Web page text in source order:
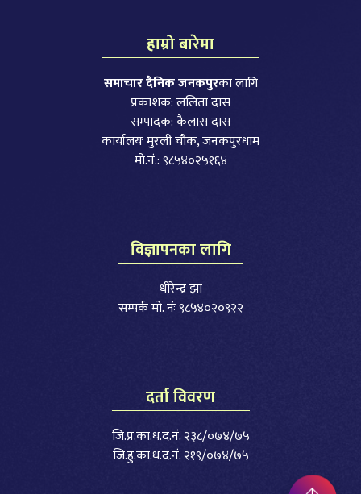
हाम्रो बारेमा
समाचार दैनिक जनकपुरका लागि
प्रकाशक: ललिता दास
सम्पादक: कैलास दास
कार्यालयः मुरली चौक, जनकपुरधाम
मो.नं.: ९८५४०२५१६४
विज्ञापनका लागि
धीरेन्द्र झा
सम्पर्क मो. नंः ९८५४०२०९२२
दर्ता विवरण
जि.प्र.का.ध.द.नं. २३८/०७४/७५
जि.हु.का.ध.द.नं. २१९/०७४/७५